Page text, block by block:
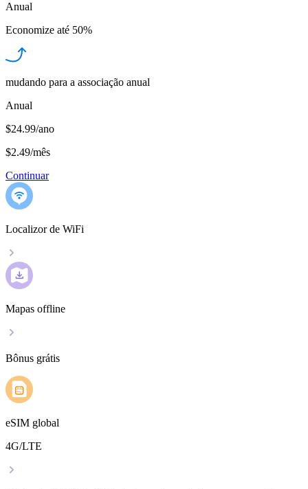
Anual
Economize até 50%
mudando para a associação anual
Anual
$24.99/ano
$2.49/mês
Continuar
Localizor de WiFi
Mapas offline
Bônus grátis
eSIM global
4G/LTE